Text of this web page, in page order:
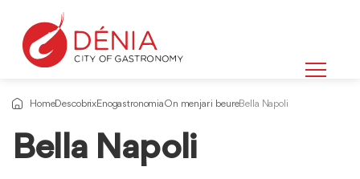
HomeDescobrixEnogastronomiaOn menjar i beureBella Napoli
Bella Napoli